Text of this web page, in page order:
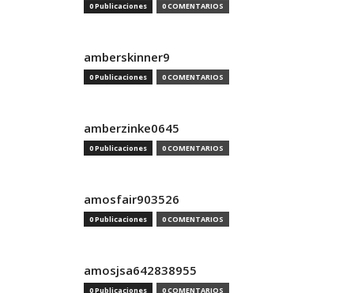
0 Publicaciones 0 COMENTARIOS
amberskinner9
0 Publicaciones 0 COMENTARIOS
amberzinke0645
0 Publicaciones 0 COMENTARIOS
amosfair903526
0 Publicaciones 0 COMENTARIOS
amosjsa642838955
0 Publicaciones 0 COMENTARIOS